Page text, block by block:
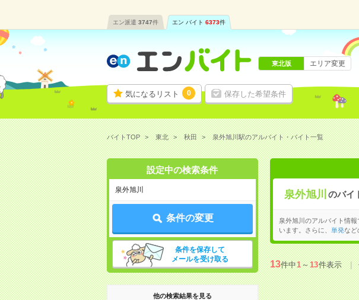
エン派遣 3747件 エン バイト 6373件
気になるリスト 0 保存した希望条件
東北版 エリア変更
バイトTOP 東北 秋田 泉外旭川駅のアルバイト・バイト一覧
設定中の検索条件
泉外旭川
条件の変更
条件を保存して
メールを受け取る
他の検索結果を見る
泉外旭川 のバイ
泉外旭川のアルバイト情報
います。さらに、
単発など
13件中1～13件表示